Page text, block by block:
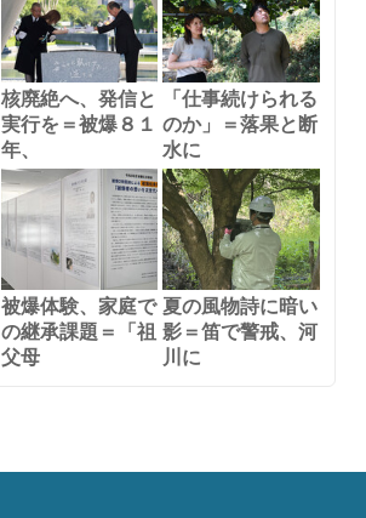
核廃絶へ、発信と
実行を＝被爆８１
年、
「仕事続けられる
のか」＝落果と断
水に
被爆体験、家庭で
の継承課題＝「祖
父母
夏の風物詩に暗い
影＝笛で警戒、河
川に